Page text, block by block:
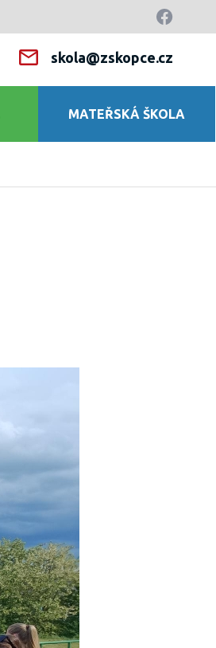
skola@zskopce.cz
MATEŘSKÁ ŠKOLA